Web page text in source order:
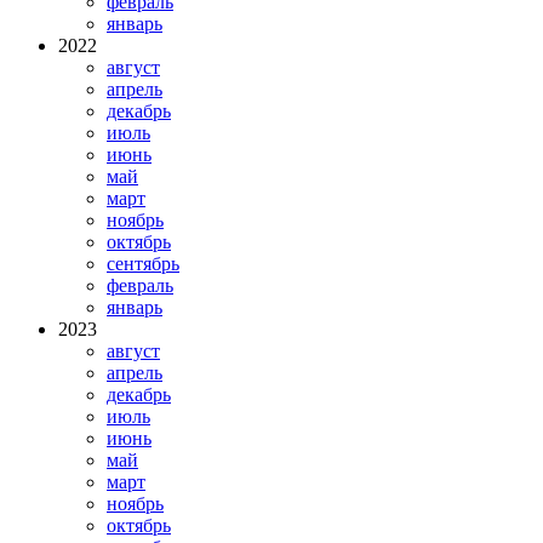
январь
2022
август
апрель
декабрь
июль
июнь
май
март
ноябрь
октябрь
сентябрь
февраль
январь
2023
август
апрель
декабрь
июль
июнь
май
март
ноябрь
октябрь